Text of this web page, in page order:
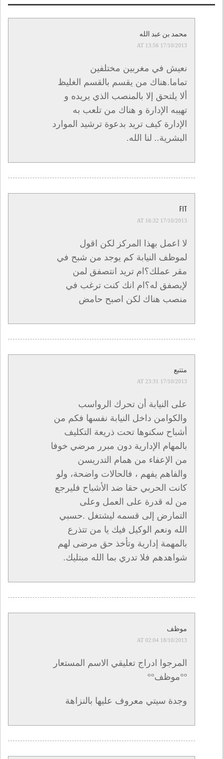
محمد بن عبد الله
17/10/2013 AT 13:56
نعيش في مغربين مختلفين
تماما.هناك من يقسم بالقسم الغليظ
ألا يلتحق إلا بالمنصب الذي يريده و
تهيبه الإدارة و هناك من تلعب به
الإدارة كيف تريد بدعوة ترشيد الموارد
البشرية.. لنا الله.
FIT
17/10/2013 AT 16:32
لا اعمل بهذا المركز لكن اقول
لموظف النيابة كم يوجد من شبح في
مقر عملك؟ام تريد انتصفق لمن
لإيصفق له؟ام انك كنت ترغب في
منصب هناك لكن اصبح حامض
متتبع
17/10/2013 AT 23:31
على النيابة أن تحرك الرواسب
والكوامن داخل النيابة نفسها فكم من
أشباح سكنوها تحت ذريعة التكليف
بالمهام الإدارية دون مبرر مرضي خوفا
من الإعفاء من همام التدريسن
والفاهم يفهم ، فالحالات واضحة، ولو
كانت الحربي حقا ضد الأشباح فليرجع
من له قدرة على العمل وعلى
التمارض إلى قسمه ليشتغل .حسبي
الله ونعم الوكيل فيك يا من تتذرع
بالمهمة إدارية وتأخذ حق مرضى لهم
شواهدهم فلا تدري بما الله مبتليك.
موظف
18/10/2013 AT 02:04
المرجوا ادراج تعليقي الاسم المستعار
°°موظف°°
وجدة سيتي معروف عليها بالنزاهة